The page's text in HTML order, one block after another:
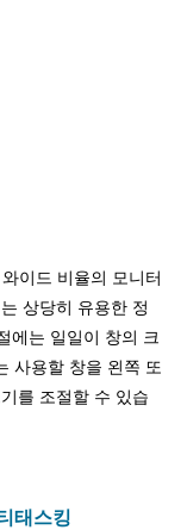
이드 비율의 모니터
상당히 유용한 정
에는 일일이 창의 크
사용할 창을 왼쪽 또
를 조절할 수 있습
태스킹